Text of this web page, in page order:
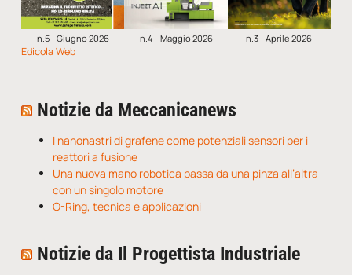
n.5 - Giugno 2026 n.4 - Maggio 2026 n.3 - Aprile 2026
Edicola Web
Notizie da Meccanicanews
I nanonastri di grafene come potenziali sensori per i
reattori a fusione
Una nuova mano robotica passa da una pinza all’altra
con un singolo motore
O-Ring, tecnica e applicazioni
Notizie da Il Progettista Industriale